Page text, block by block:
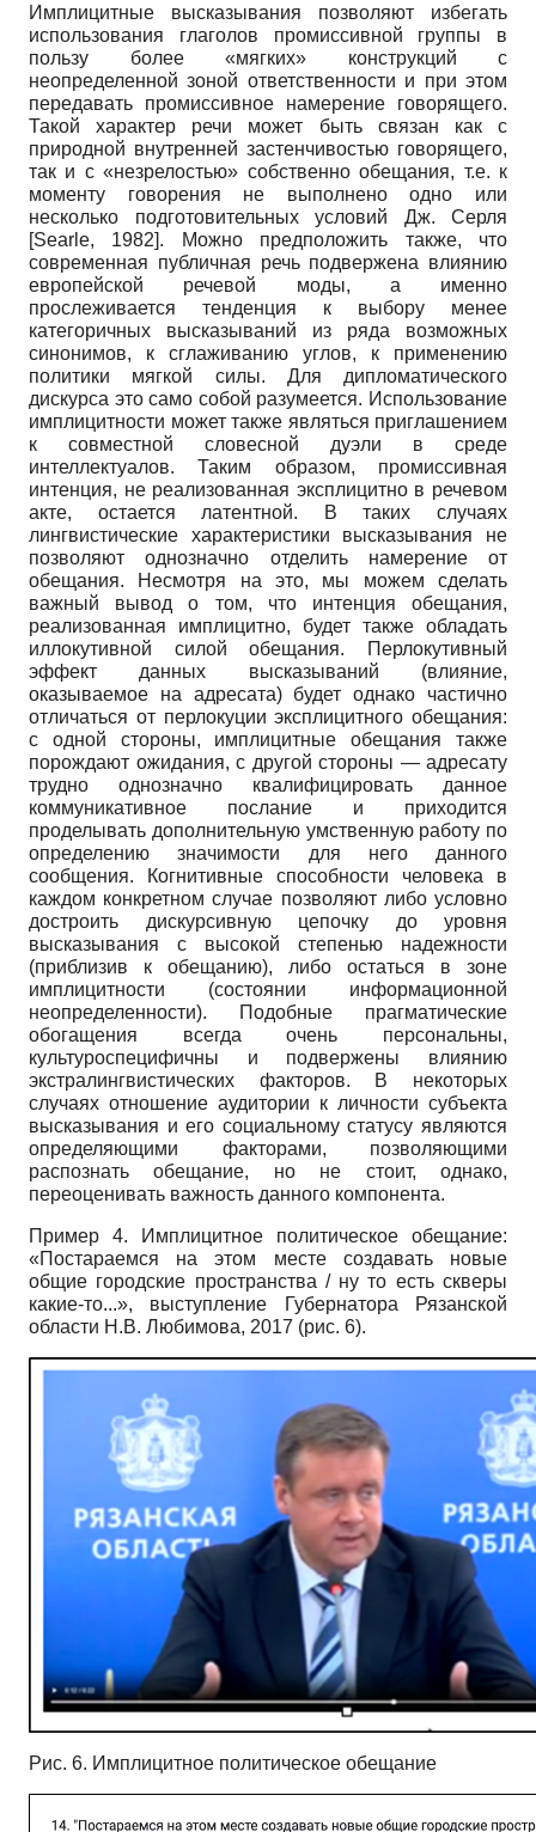
Имплицитные высказывания позволяют избегать
использования глаголов промиссивной группы в
пользу более «мягких» конструкций с
неопределенной зоной ответственности и при этом
передавать промиссивное намерение говорящего.
Такой характер речи может быть связан как с
природной внутренней застенчивостью говорящего,
так и с «незрелостью» собственно обещания, т.е. к
моменту говорения не выполнено одно или
несколько подготовительных условий Дж. Серля
[Searle, 1982]. Можно предположить также, что
современная публичная речь подвержена влиянию
европейской речевой моды, а именно
прослеживается тенденция к выбору менее
категоричных высказываний из ряда возможных
синонимов, к сглаживанию углов, к применению
политики мягкой силы. Для дипломатического
дискурса это само собой разумеется. Использование
имплицитности может также являться приглашением
к совместной словесной дуэли в среде
интеллектуалов. Таким образом, промиссивная
интенция, не реализованная эксплицитно в речевом
акте, остается латентной. В таких случаях
лингвистические характеристики высказывания не
позволяют однозначно отделить намерение от
обещания. Несмотря на это, мы можем сделать
важный вывод о том, что интенция обещания,
реализованная имплицитно, будет также обладать
иллокутивной силой обещания. Перлокутивный
эффект данных высказываний (влияние,
оказываемое на адресата) будет однако частично
отличаться от перлокуции эксплицитного обещания:
с одной стороны, имплицитные обещания также
порождают ожидания, с другой стороны — адресату
трудно однозначно квалифицировать данное
коммуникативное послание и приходится
проделывать дополнительную умственную работу по
определению значимости для него данного
сообщения. Когнитивные способности человека в
каждом конкретном случае позволяют либо условно
достроить дискурсивную цепочку до уровня
высказывания с высокой степенью надежности
(приблизив к обещанию), либо остаться в зоне
имплицитности (состоянии информационной
неопределенности). Подобные прагматические
обогащения всегда очень персональны,
культуроспецифичны и подвержены влиянию
экстралингвистических факторов. В некоторых
случаях отношение аудитории к личности субъекта
высказывания и его социальному статусу являются
определяющими факторами, позволяющими
распознать обещание, но не стоит, однако,
переоценивать важность данного компонента.
Пример 4. Имплицитное политическое обещание:
«Постараемся на этом месте создавать новые
общие городские пространства / ну то есть скверы
какие-то...», выступление Губернатора Рязанской
области Н.В. Любимова, 2017 (рис. 6).
Рис. 6. Имплицитное политическое обещание